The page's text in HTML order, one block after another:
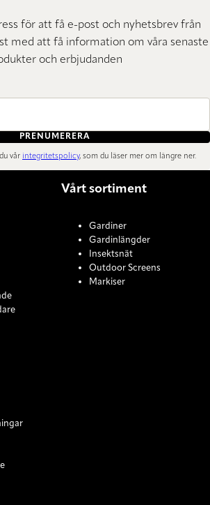
för att få e-post och nyhetsbrev från
med att få information om våra senaste
och erbjudanden
PRENUMERERA
vår integritetspolicy, som du läser mer om längre ner.
Vårt sortiment
Gardiner
Gardinlängder
Insektsnät
Outdoor Screens
Markiser